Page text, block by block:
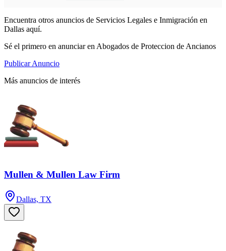
Encuentra otros anuncios de Servicios Legales e Inmigración en
Dallas aquí.
Sé el primero en anunciar en Abogados de Proteccion de Ancianos
Publicar Anuncio
Más anuncios de interés
Mullen & Mullen Law Firm
Dallas, TX